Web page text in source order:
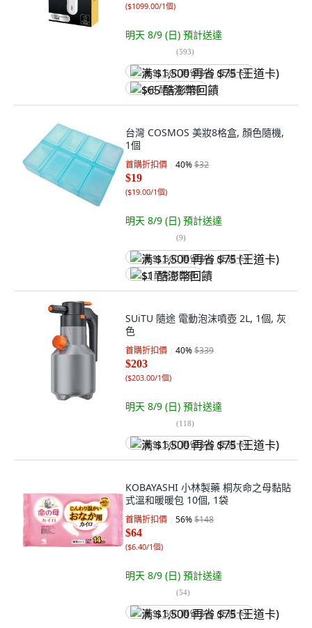
($1099.00/1個)
明天 8/9 (日) 預計送達
(593)
满 $1,500 再省 $75 (王道卡)
$65 酷澎幣回饋
台灣 COSMOS 美妝8格盒, 顏色隨機,
1個
首購折扣價 40%$32
$19
($19.00/1個)
明天 8/9 (日) 預計送達
(9)
满 $1,500 再省 $75 (王道卡)
$1 酷澎幣回饋
SUiTU 隨途 電動泡沫噴壺 2L, 1個, 灰
色
首購折扣價 40%$339
$203
($203.00/1個)
明天 8/9 (日) 預計送達
(118)
满 $1,500 再省 $75 (王道卡)
KOBAYASHI 小林製藥 桐灰命之母黏貼
式溫和暖暖包 10個, 1袋
首購折扣價 56%$148
$64
($6.40/1個)
明天 8/9 (日) 預計送達
(54)
满 $1,500 再省 $75 (王道卡)